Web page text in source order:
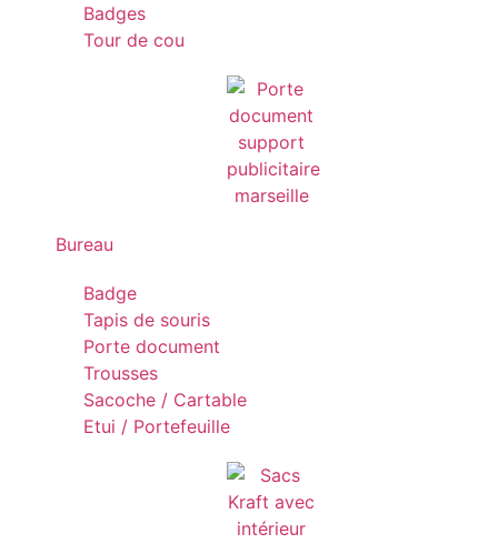
Badges
Tour de cou
Bureau
Badge
Tapis de souris
Porte document
Trousses
Sacoche / Cartable
Etui / Portefeuille